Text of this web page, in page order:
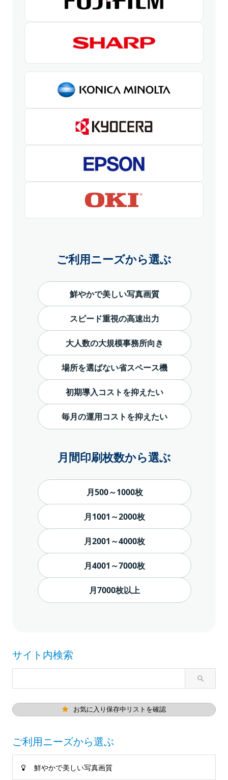
ご利用ニーズから選ぶ
鮮やかで美しい写真画質
スピード重視の高速出力
大人数の大規模事務所向き
場所を選ばない省スペース機
初期導入コストを抑えたい
毎月の運用コストを抑えたい
月間印刷枚数から選ぶ
月500～1000枚
月1001～2000枚
月2001～4000枚
月4001～7000枚
月7000枚以上
サイト内検索
お気に入り保存中リストを確認
ご利用ニーズから選ぶ
鮮やかで美しい写真画質